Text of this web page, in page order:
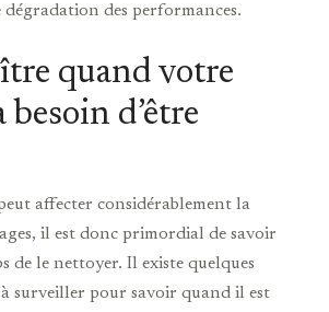
dégradation des performances.
quand votre
besoin d’être
affecter considérablement la
il est donc primordial de savoir
de le nettoyer. Il existe quelques
surveiller pour savoir quand il est